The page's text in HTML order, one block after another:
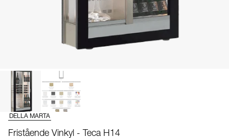
DELLA MARTA
Fristående Vinkyl - Teca H14